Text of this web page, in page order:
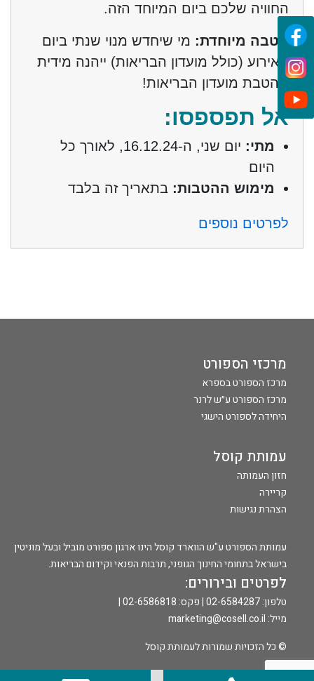
החוויה שלכם ביום המיוחד הזה.
הטבה מיוחדת: מי שיחדש מנוי שנתי ביום
האירוע (כולל מועדון הבריאות) ייהנה מידית
מהטבת מועדון הבריאות!
אל תפספסו:
מתי: יום שני, ה-16.12.24, לאורך כל
היום
מימוש ההטבות: בתאריך זה בלבד
לפרטים נוספים
מרכזי הספורט
מרכז הספורט בספרא
מרכז הספורט ע״ש לרנר
היחידה לספורט הישגי
עמותת קוסל
חזון העמותה
קריירה
הצהרת נגישות
עמותת הספורט ע"ש הווארד קוסל הינו ארגון ספורט מוביל ובעל מוניטין
בישראל בתחומי החינוך הגופני, תרבות הפנאי וקידום הבריאות.
לפרטים ובירורים:
טלפון: 02-6584287 | פקס: 02-6586818 |
מייל: marketing@cosell.co.il
© כל הזכויות שמורות לעמותת קוסל